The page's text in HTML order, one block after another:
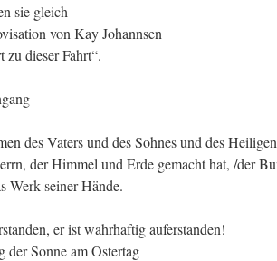
sie gleich
von Kay Johannsen
zu dieser Fahrt“.
des Vaters und des Sohnes und des
der Himmel und Erde gemacht hat, /der
Werk seiner Hände.
er ist wahrhaftig auferstanden!
Sonne am Ostertag